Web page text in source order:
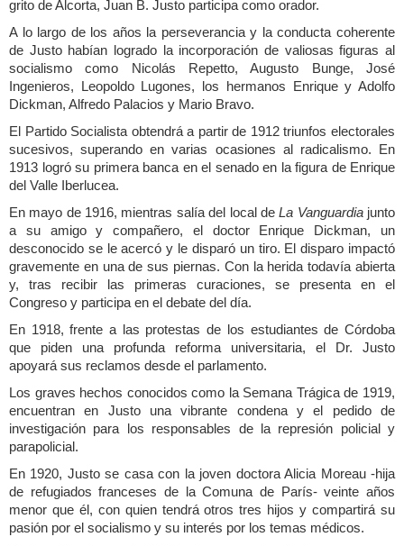
grito de Alcorta, Juan B. Justo participa como orador.
A lo largo de los años la perseverancia y la conducta coherente
de Justo habían logrado la incorporación de valiosas figuras al
socialismo como Nicolás Repetto, Augusto Bunge, José
Ingenieros, Leopoldo Lugones, los hermanos Enrique y Adolfo
Dickman, Alfredo Palacios y Mario Bravo.
El Partido Socialista obtendrá a partir de 1912 triunfos electorales
sucesivos, superando en varias ocasiones al radicalismo. En
1913 logró su primera banca en el senado en la figura de Enrique
del Valle Iberlucea.
En mayo de 1916, mientras salía del local de La Vanguardia junto
a su amigo y compañero, el doctor Enrique Dickman, un
desconocido se le acercó y le disparó un tiro. El disparo impactó
gravemente en una de sus piernas. Con la herida todavía abierta
y, tras recibir las primeras curaciones, se presenta en el
Congreso y participa en el debate del día.
En 1918, frente a las protestas de los estudiantes de Córdoba
que piden una profunda reforma universitaria, el Dr. Justo
apoyará sus reclamos desde el parlamento.
Los graves hechos conocidos como la Semana Trágica de 1919,
encuentran en Justo una vibrante condena y el pedido de
investigación para los responsables de la represión policial y
parapolicial.
En 1920, Justo se casa con la joven doctora Alicia Moreau -hija
de refugiados franceses de la Comuna de París- veinte años
menor que él, con quien tendrá otros tres hijos y compartirá su
pasión por el socialismo y su interés por los temas médicos.